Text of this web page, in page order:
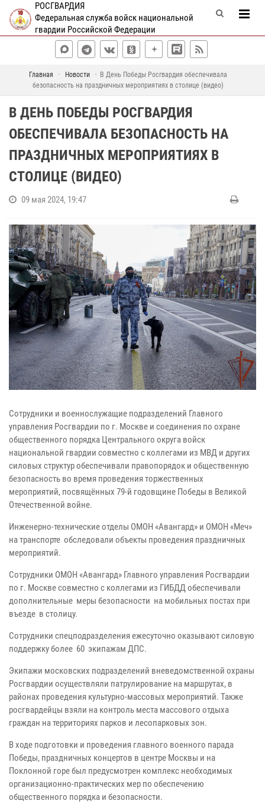
РОСГВАРДИЯ
Федеральная служба войск национальной
гвардии Российской Федерации
Главная Новости
В День Победы Росгвардия обеспечивала
безопасность на праздничных мероприятиях в столице (видео)
В ДЕНЬ ПОБЕДЫ РОСГВАРДИЯ
ОБЕСПЕЧИВАЛА БЕЗОПАСНОСТЬ НА
ПРАЗДНИЧНЫХ МЕРОПРИЯТИЯХ В
СТОЛИЦЕ (ВИДЕО)
09 мая 2024, 19:47
Сотрудники и военнослужащие подразделений Главного
управления Росгвардии по г. Москве и соединения по охране
общественного порядка Центрального округа войск
национальной гвардии совместно с коллегами из МВД и других
силовых структур обеспечивали правопорядок и общественную
безопасность во время проведения торжественных
мероприятий, посвящённых 79-й годовщине Победы в Великой
Отечественной войне.
Инженерно-технические отделы ОМОН «Авангард» и ОМОН «Меч»
на транспорте обследовали объекты проведения праздничных
мероприятий.
Сотрудники ОМОН «Авангард» Главного управления Росгвардии
по г. Москве совместно с коллегами из ГИБДД обеспечивали
дополнительные меры безопасности на мобильных постах при
въезде в столицу.
Сотрудники спецподразделения ежесуточно оказывают силовую
поддержку более 60 экипажам ДПС.
Экипажи московских подразделений вневедомственной охраны
Росгвардии осуществляли патрулирование на маршрутах, в
районах проведения культурно-массовых мероприятий. Также
росгвардейцы взяли на контроль места массового отдыха
граждан на территориях парков и лесопарковых зон.
В ходе подготовки и проведения главного военного парада
Победы, праздничных концертов в центре Москвы и на
Поклонной горе был предусмотрен комплекс необходимых
организационно-практических мер по обеспечению
общественного порядка и безопасности.